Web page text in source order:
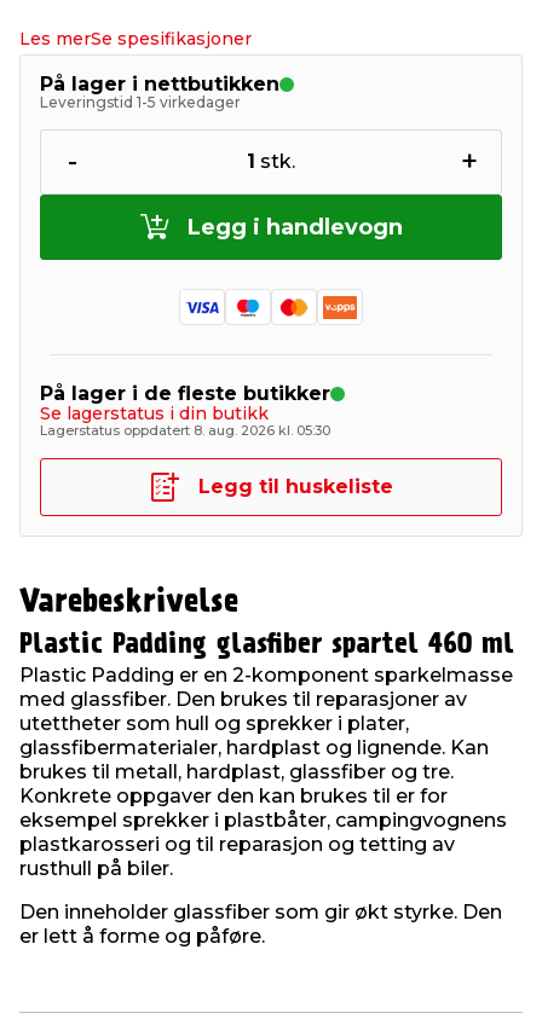
Les merSe spesifikasjoner
På lager i nettbutikken
Leveringstid 1-5 virkedager
- 1 stk. +
Legg i handlevogn
På lager i de fleste butikker
Se lagerstatus i din butikk
Lagerstatus oppdatert 8. aug. 2026 kl. 05:30
Legg til huskeliste
Varebeskrivelse
Plastic Padding glasfiber spartel 460 ml
Plastic Padding er en 2-komponent sparkelmasse
med glassfiber. Den brukes til reparasjoner av
utettheter som hull og sprekker i plater,
glassfibermaterialer, hardplast og lignende. Kan
brukes til metall, hardplast, glassfiber og tre.
Konkrete oppgaver den kan brukes til er for
eksempel sprekker i plastbåter, campingvognens
plastkarosseri og til reparasjon og tetting av
rusthull på biler.
Den inneholder glassfiber som gir økt styrke. Den
er lett å forme og påføre.